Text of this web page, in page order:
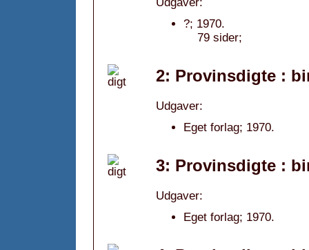
?; 1970.
79 sider;
2: Provinsdigte :
Udgaver:
Eget forlag; 1970.
3: Provinsdigte :
Udgaver:
Eget forlag; 1970.